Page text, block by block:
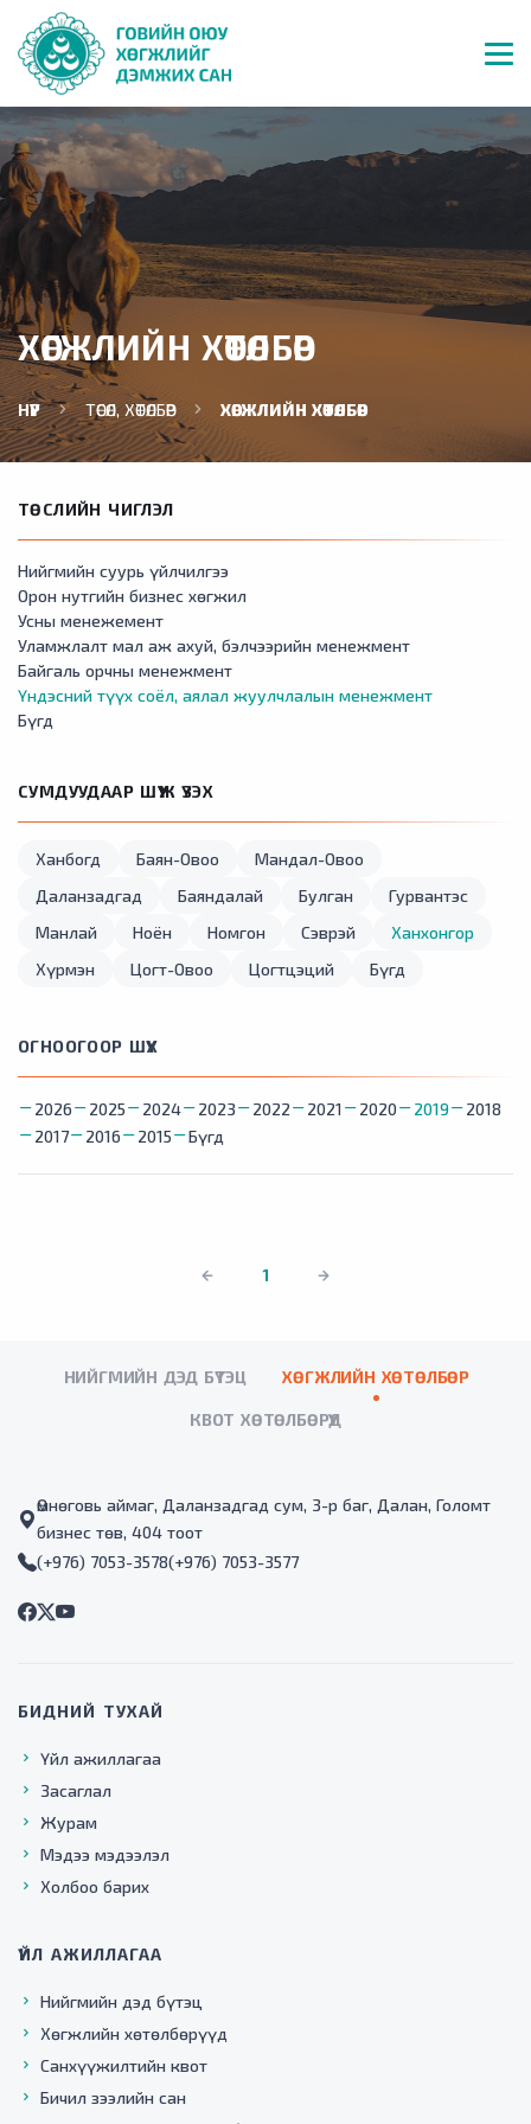
ХӨГЖЛИЙН ХӨТӨЛБӨР
НҮҮР ТӨСӨЛ, ХӨТӨЛБӨР ХӨГЖЛИЙН ХӨТӨЛБӨР
ТӨСЛИЙН ЧИГЛЭЛ
Нийгмийн суурь үйлчилгээ
Орон нутгийн бизнес хөгжил
Усны менежемент
Уламжлалт мал аж ахуй, бэлчээрийн менежмент
Байгаль орчны менежмент
Үндэсний түүх соёл, аялал жуулчлалын менежмент
Бүгд
СУМДУУДААР ШҮҮЖ ҮЗЭХ
Ханбогд Баян-Овоо
Мандал-Овоо
Даланзадгад
Баяндалай Булган
Гурвантэс
Манлай
Ноён Номгон Сэврэй
Ханхонгор
Хүрмэн
Цогт-Овоо Цогтцэций Бүгд
ОГНООГООР ШҮҮХ
2026 2025 2024 2023 2022 2021 2020 2019
2018
2017
2016 2015 Бүгд
1
НИЙГМИЙН ДЭД БҮТЭЦ ХӨГЖЛИЙН ХӨТӨЛБӨР
КВОТ ХӨТӨЛБӨРҮҮД
Өмнөговь аймаг, Даланзадгад сум, 3-р баг, Далан, Голомт
бизнес төв, 404 тоот
(+976) 7053-3578(+976) 7053-3577
БИДНИЙ ТУХАЙ
Үйл ажиллагаа
Засаглал
Журам
Мэдээ мэдээлэл
Холбоо барих
ҮЙЛ АЖИЛЛАГАА
Нийгмийн дэд бүтэц
Хөгжлийн хөтөлбөрүүд
Санхүүжилтийн квот
Бичил зээлийн сан